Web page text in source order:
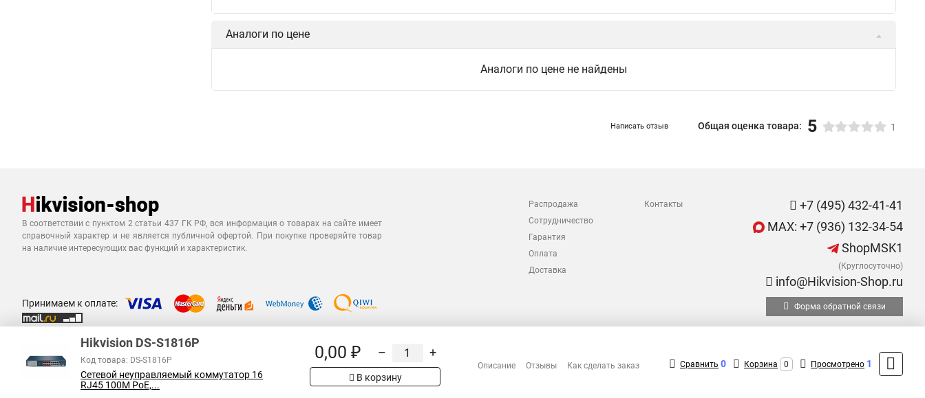
Аналоги по цене
Аналоги по цене не найдены
Написать отзыв Общая оценка товара: 5 1
В соответствии с пунктом 2 статьи 437 ГК РФ, вся информация о товарах на сайте имеет
справочный характер и не является публичной офертой. При покупке проверяйте товар
на наличие интересующих вас функций и характеристик.
Распродажа
Сотрудничество
Гарантия
Оплата
Доставка
Контакты
+7 (495) 432-41-41
MAX: +7 (936) 132-34-54
ShopMSK1
(Круглосуточно)
info@Hikvision-Shop.ru
Принимаем к оплате: Форма обратной связи
Hikvision DS-S1816P
Код товара: DS-S1816P
Сетевой неуправляемый коммутатор 16
RJ45 100M PoE,...
0,00 ₽ – +
В корзину
Описание Отзывы Как сделать заказ Сравнить 0 Корзина 0 Просмотрено 1